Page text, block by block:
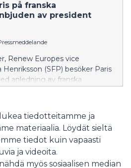
på franska
av president
Renew Europes vice
(SFP) besöker Paris
anledning av franska
tiedotteitamme ja
materiaalia. Löydät sieltä
tiedot kuin vapaasti
ja videoita.
myös sosiaalisen median